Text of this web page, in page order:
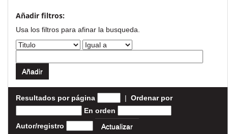
Añadir filtros:
Usa los filtros para afinar la busqueda.
Resultados por página | Ordenar por
En orden
Autor/registro